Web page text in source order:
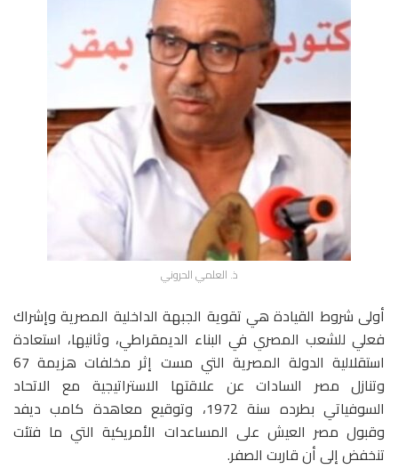
ذ. العلمي الحروني
أولى شروط القيادة هي تقوية الجبهة الداخلية المصرية وإشراك
فعلي للشعب المصري في البناء الديمقراطي، وثانيها، استعادة
استقلالية الدولة المصرية التي مست إثر مخلفات هزيمة 67
وتنازل مصر السادات عن علاقتها الاستراتيجية مع الاتحاد
السوفياتي بطرده سنة 1972، وتوقيع معاهدة كامب ديفد
وقبول مصر العيش على المساعدات الأمريكية التي ما فتئت
تنخفض إلى أن قاربت الصفر.